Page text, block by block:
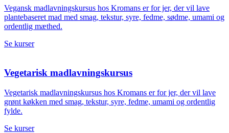
Vegansk madlavningskursus hos Kromans er for jer, der vil lave
plantebaseret mad med smag, tekstur, syre, fedme, sødme, umami og
ordentlig mæthed.
Se kurser
Vegetarisk madlavningskursus
Vegetarisk madlavningskursus hos Kromans er for jer, der vil lave
grønt køkken med smag, tekstur, syre, fedme, umami og ordentlig
fylde.
Se kurser